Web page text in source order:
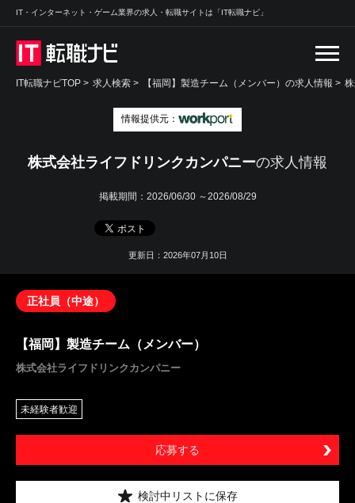
IT・インターネット・ゲーム業界の求人・転職サイトは「IT転職ナビ」
IT転職ナビTOP > 求人検索 > 【福岡】製造チーム（メンバー）の求人情報 >
情報提供元：
株式会社ライフドリンクカンパニーの求人情報
掲載期間： 2026/06/30 ～2026/08/29
更新日：2026年07月10日
正社員（中途）
【福岡】製造チーム（メンバー）
株式会社ライフドリンクカンパニー
未経験者歓迎
応募する
検討中リストに保存